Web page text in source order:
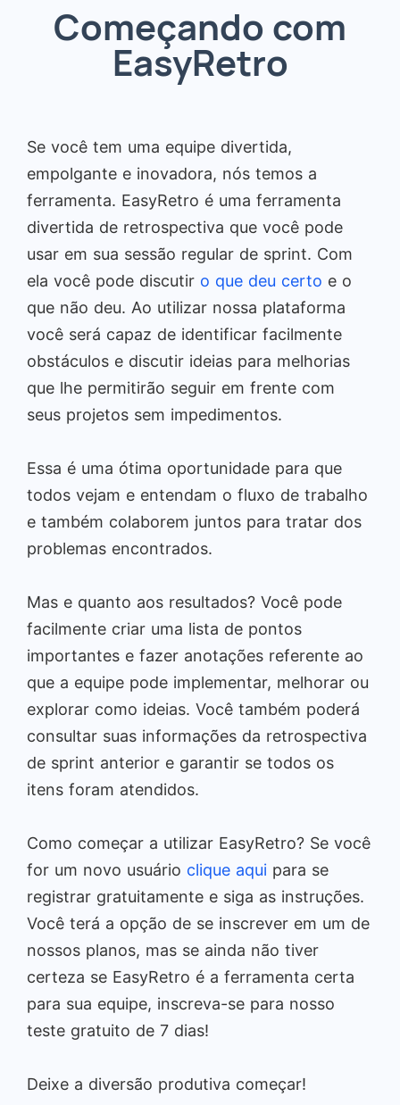
Começando com
EasyRetro
Se você tem uma equipe divertida,
empolgante e inovadora, nós temos a
ferramenta. EasyRetro é uma ferramenta
divertida de retrospectiva que você pode
usar em sua sessão regular de sprint. Com
ela você pode discutir o que deu certo e o
que não deu. Ao utilizar nossa plataforma
você será capaz de identificar facilmente
obstáculos e discutir ideias para melhorias
que lhe permitirão seguir em frente com
seus projetos sem impedimentos.
Essa é uma ótima oportunidade para que
todos vejam e entendam o fluxo de trabalho
e também colaborem juntos para tratar dos
problemas encontrados.
Mas e quanto aos resultados? Você pode
facilmente criar uma lista de pontos
importantes e fazer anotações referente ao
que a equipe pode implementar, melhorar ou
explorar como ideias. Você também poderá
consultar suas informações da retrospectiva
de sprint anterior e garantir se todos os
itens foram atendidos.
Como começar a utilizar EasyRetro? Se você
for um novo usuário clique aqui para se
registrar gratuitamente e siga as instruções.
Você terá a opção de se inscrever em um de
nossos planos, mas se ainda não tiver
certeza se EasyRetro é a ferramenta certa
para sua equipe, inscreva-se para nosso
teste gratuito de 7 dias!
Deixe a diversão produtiva começar!